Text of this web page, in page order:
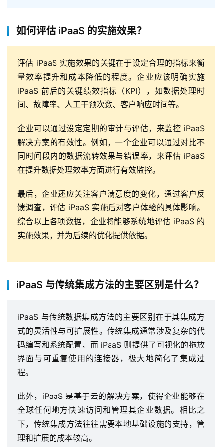
如何评估 iPaaS 的实施效果？
评估 iPaaS 实施效果的关键在于设定合理的指标来衡
量效率提升和成本降低的程度。企业应该明确实施
iPaaS 前后的关键绩效指标（KPI），如数据处理时
间、故障率、人工干预次数、客户响应时间等。
企业可以通过设定定期的审计与评估，来监控 iPaaS
解决方案的有效性。例如，一个企业可以通过对比不
同时间段内的数据流转效果与错误率，来评估 iPaaS
在提升数据处理效率方面进行有效监控。
最后，企业还应关注客户满意度的变化，通过客户反
馈调查，评估 iPaaS 实施后对客户体验的具体影响。
综合以上各项数据，企业将能够系统地评估 iPaaS 的
实施效果，并为后续的优化提供依据。
iPaaS 与传统集成方法的主要区别是什么？
iPaaS 与传统数据集成方法的主要区别在于其集成方
式的灵活性与可扩展性。传统集成通常涉及复杂的代
码编写和系统配置，而 iPaaS 则提供了可视化的拖放
界面与可重复使用的连接器，极大地简化了集成过
程。
此外，iPaaS 是基于云的解决方案，使得企业能够在
全球任何地方快速访问和管理其企业数据。相比之
下，传统集成方法往往需要本地基础设施的支持，管
理和扩展的成本较高。